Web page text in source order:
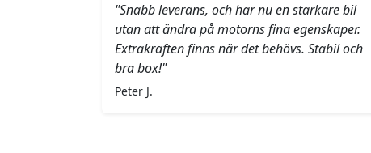
"Snabb leverans, och har nu en starkare bil
utan att ändra på motorns fina egenskaper.
Extrakraften finns när det behövs. Stabil och
bra box!"
Peter J.